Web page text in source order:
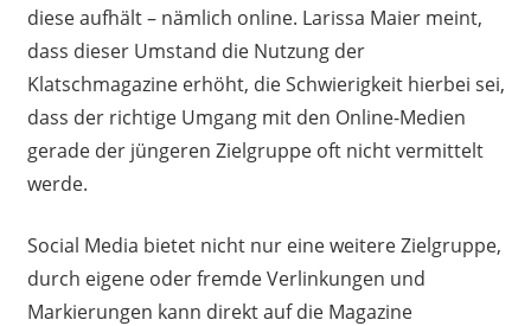
diese aufhält – nämlich online. Larissa Maier meint,
dass dieser Umstand die Nutzung der
Klatschmagazine erhöht, die Schwierigkeit hierbei sei,
dass der richtige Umgang mit den Online-Medien
gerade der jüngeren Zielgruppe oft nicht vermittelt
werde.
Social Media bietet nicht nur eine weitere Zielgruppe,
durch eigene oder fremde Verlinkungen und
Markierungen kann direkt auf die Magazine